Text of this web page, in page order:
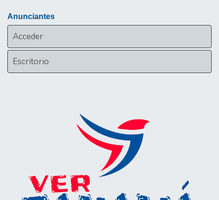
Anunciantes
Acceder
Escritorio